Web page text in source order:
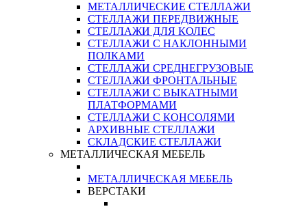
МЕТАЛЛИЧЕСКИЕ СТЕЛЛАЖИ
СТЕЛЛАЖИ ПЕРЕДВИЖНЫЕ
СТЕЛЛАЖИ ДЛЯ КОЛЕС
СТЕЛЛАЖИ С НАКЛОННЫМИ
ПОЛКАМИ
СТЕЛЛАЖИ СРЕДНЕГРУЗОВЫЕ
СТЕЛЛАЖИ ФРОНТАЛЬНЫЕ
СТЕЛЛАЖИ С ВЫКАТНЫМИ
ПЛАТФОРМАМИ
СТЕЛЛАЖИ С КОНСОЛЯМИ
АРХИВНЫЕ СТЕЛЛАЖИ
СКЛАДСКИЕ СТЕЛЛАЖИ
МЕТАЛЛИЧЕСКАЯ МЕБЕЛЬ
МЕТАЛЛИЧЕСКАЯ МЕБЕЛЬ
ВЕРСТАКИ